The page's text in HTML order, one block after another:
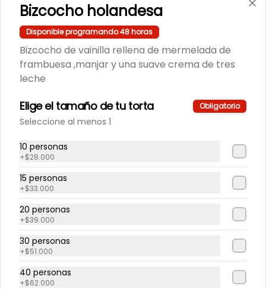
Mini Maicena
Chocolate.
$550
Mini maicena de
vainilla.
Repollito manjar
artesanal.
$550
Repollitos de crema
pastelera.
Bizcocho holandesa
Disponible programando 48 horas
Bizcocho de vainilla rellena de mermelada de
frambuesa ,manjar y una suave crema de tres
leche
Elige el tamaño de tu torta Obligatorio
Seleccione al menos 1
10 personas
+$28.000
15 personas
+$33.000
20 personas
+$39.000
30 personas
+$51.000
40 personas
+$62.000